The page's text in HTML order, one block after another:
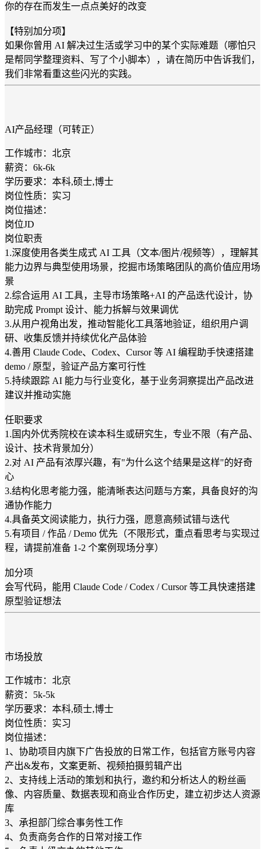
你的存在而发生一点点美好的改变
【特别加分项】
如果你曾用 AI 解决过生活或学习中的某个实际难题（哪怕只
是帮同学整理资料、写了个小脚本），请在简历中告诉我们，
我们非常看重这些闪光的实践。
AI产品经理（可转正）
工作城市：北京
薪资：6k-6k
学历要求：本科,硕士,博士
岗位性质：实习
岗位描述：
岗位JD
岗位职责
1.深度使用各类生成式 AI 工具（文本/图片/视频等），理解其
能力边界与典型使用场景，挖掘市场策略团队的高价值应用场
景
2.综合运用 AI 工具，主导市场策略+AI 的产品迭代设计，协
助完成 Prompt 设计、能力拆解与效果调优
3.从用户视角出发，推动智能化工具落地验证，组织用户调
研、收集反馈并持续优化产品体验
4.善用 Claude Code、Codex、Cursor 等 AI 编程助手快速搭建
demo / 原型，验证产品方案可行性
5.持续跟踪 AI 能力与行业变化，基于业务洞察提出产品改进
建议并推动实施
任职要求
1.国内外优秀院校在读本科生或研究生，专业不限（有产品、
设计、技术背景加分）
2.对 AI 产品有浓厚兴趣，有"为什么这个结果是这样"的好奇
心
3.结构化思考能力强，能清晰表达问题与方案，具备良好的沟
通协作能力
4.具备英文阅读能力，执行力强，愿意高频试错与迭代
5.有项目 / 作品 / Demo 优先（不限形式，重点看思考与实现过
程，请提前准备 1-2 个案例现场分享）
加分项
会写代码，能用 Claude Code / Codex / Cursor 等工具快速搭建
原型验证想法
市场投放
工作城市：北京
薪资：5k-5k
学历要求：本科,硕士,博士
岗位性质：实习
岗位描述：
1、协助项目内旗下广告投放的日常工作，包括官方账号内容
产出&发布，文案更新、视频拍摄剪辑产出
2、支持线上活动的策划和执行，邀约和分析达人的粉丝画
像、内容质量、数据表现和商业合作历史，建立初步达人资源
库
3、承担部门综合事务性工作
4、负责商务合作的日常对接工作